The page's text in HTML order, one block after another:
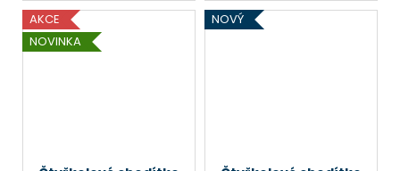
AKCE
NOVINKA
NOVÝ